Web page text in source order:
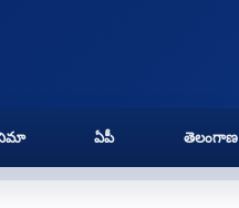
ఏపీ తెలంగాణ